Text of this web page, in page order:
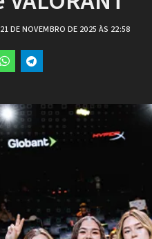
21 DE NOVEMBRO DE 2025 ÀS 22:58